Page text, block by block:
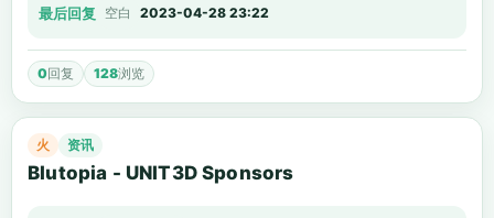
最后回复 空白 2023-04-28 23:22
0回复 128浏览
火 资讯
Blutopia - UNIT3D Sponsors